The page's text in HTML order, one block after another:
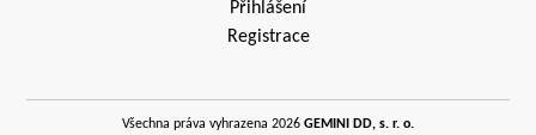
Přihlášení
Registrace
Všechna práva vyhrazena 2026 GEMINI DD, s. r. o.